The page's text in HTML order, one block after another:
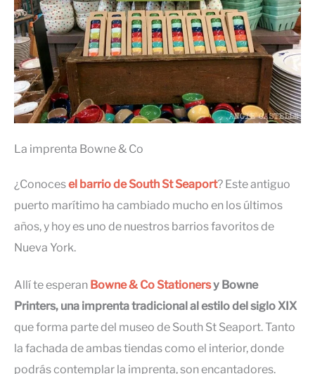
La imprenta Bowne & Co
¿Conocesel barrio de South St Seaport? Este antiguo
puerto marítimo ha cambiado mucho en los últimos
años, y hoy es uno de nuestros barrios favoritos de
Nueva York.
Allí te esperan Bowne & Co Stationersy Bowne
Printers, una imprenta tradicional al estilo del siglo XIX
que forma parte del museo de South St Seaport. Tanto
la fachada de ambas tiendas como el interior, donde
podrás contemplar la imprenta, son encantadores.